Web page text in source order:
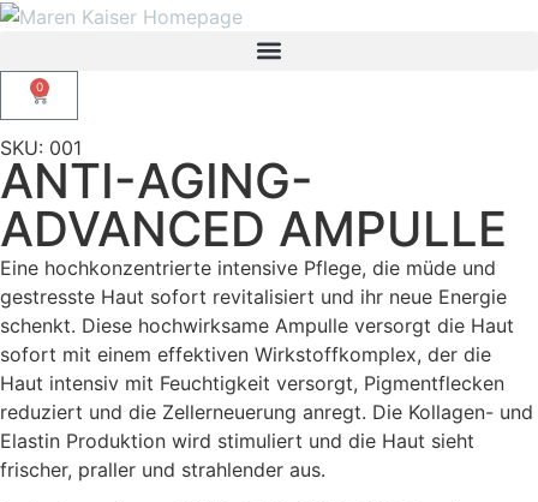
0
SKU: 001
ANTI-AGING-
ADVANCED AMPULLE
Eine hochkonzentrierte intensive Pflege, die müde und
gestresste Haut sofort revitalisiert und ihr neue Energie
schenkt. Diese hochwirksame Ampulle versorgt die Haut
sofort mit einem effektiven Wirkstoffkomplex, der die
Haut intensiv mit Feuchtigkeit versorgt, Pigmentflecken
reduziert und die Zellerneuerung anregt. Die Kollagen- und
Elastin Produktion wird stimuliert und die Haut sieht
frischer, praller und strahlender aus.